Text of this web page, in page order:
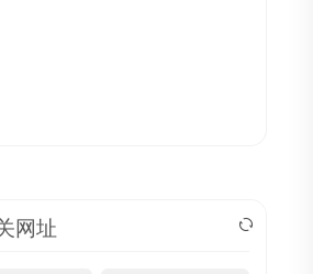
网址